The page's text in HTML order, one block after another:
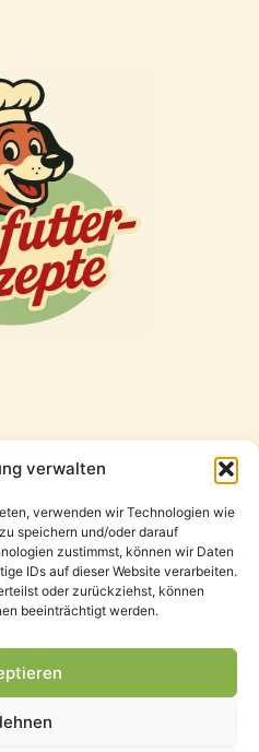
verwalten
verwenden wir Technologien wie
speichern und/oder darauf
zustimmst, können wir Daten
IDs auf dieser Website verarbeiten.
oder zurückziehst, können
beeinträchtigt werden.